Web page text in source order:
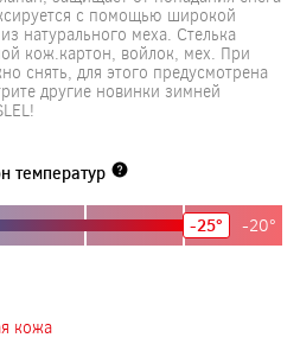
с помощью широкой
натурального меха. Стелька
кож.картон, войлок, мех. При
снять, для этого предусмотрена
другие новинки зимней
температур
-25° -20°
кожа